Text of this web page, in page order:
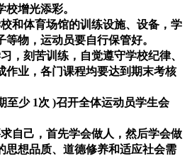
增光添彩。
和体育场馆的训练设施、设备，学
物，运动员要自行保管好。
，刻苦训练，自觉遵守学校纪律、
作业，各门课程均要达到期末考核
至少 1次 )召开全体运动员学生会
自己，首先学会做人，然后学会做
思想品质、道德修养和适应社会需